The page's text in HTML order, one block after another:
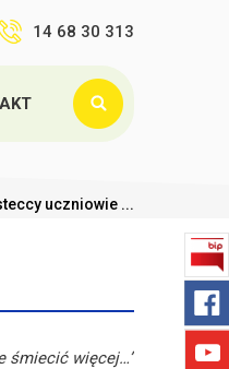
14 68 30 313
uczniowie ...
śmiecić więcej…”